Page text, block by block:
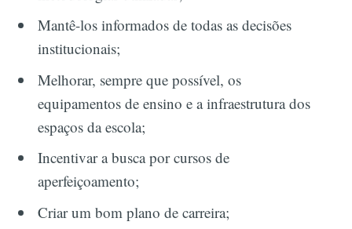
Mantê-los informados de todas as decisões
institucionais;
Melhorar, sempre que possível, os
equipamentos de ensino e a infraestrutura dos
espaços da escola;
Incentivar a busca por cursos de
aperfeiçoamento;
Criar um bom plano de carreira;